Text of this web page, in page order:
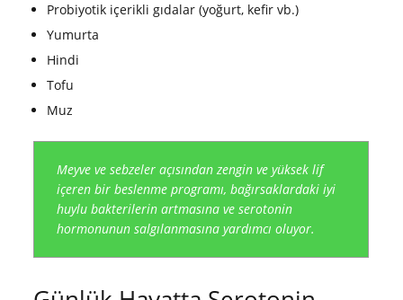
Probiyotik içerikli gıdalar (yoğurt, kefir vb.)
Yumurta
Hindi
Tofu
Muz
Meyve ve sebzeler açısından zengin ve yüksek lif
içeren bir beslenme programı, bağırsaklardaki iyi
huylu bakterilerin artmasına ve serotonin
hormonunun salgılanmasına yardımcı oluyor.